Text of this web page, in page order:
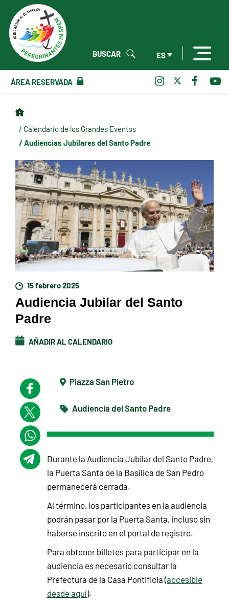
ES
BUSCAR
ÁREA RESERVADA
/ Calendario de los Grandes Eventos
/ Audiencias Jubilares del Santo Padre
15 febrero 2025
Audiencia Jubilar del Santo
Padre
AÑADIR AL CALENDARIO
Piazza San Pietro
Audiencia del Santo Padre
Durante la Audiencia Jubilar del Santo Padre,
la Puerta Santa de la Basílica de San Pedro
permanecerá cerrada.
Al término, los participantes en la audiencia
podrán pasar por la Puerta Santa, incluso sin
haberse inscrito en el portal de registro.
Para obtener billetes para participar en la
audiencia es necesario consultar la
Prefectura de la Casa Pontificia (accesible
desde aquí).